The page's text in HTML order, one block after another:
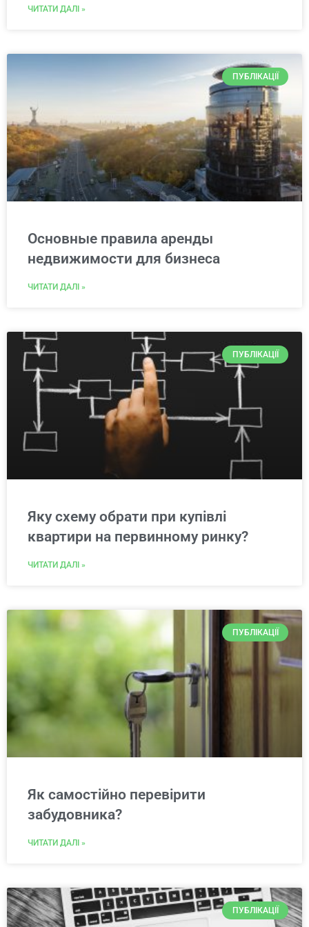
ЧИТАТИ ДАЛІ »
ПУБЛІКАЦІЇ
Основные правила аренды
недвижимости для бизнеса
ЧИТАТИ ДАЛІ »
ПУБЛІКАЦІЇ
Яку схему обрати при купівлі
квартири на первинному ринку?
ЧИТАТИ ДАЛІ »
ПУБЛІКАЦІЇ
Як самостійно перевірити
забудовника?
ЧИТАТИ ДАЛІ »
ПУБЛІКАЦІЇ